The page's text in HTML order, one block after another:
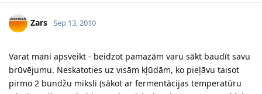
Zars Sep 13, 2010
Varat mani apsveikt - beidzot pamazām varu sākt baudīt savu
brūvējumu. Neskatoties uz visām kļūdām, ko pieļāvu taisot
pirmo 2 bundžu miksli (sākot ar fermentācijas temperatūru